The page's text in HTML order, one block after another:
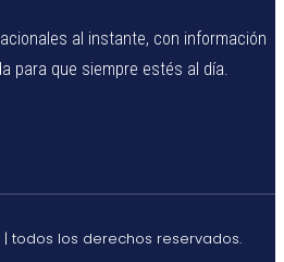
al instante, con información
para que siempre estés al día.
todos los derechos reservados.